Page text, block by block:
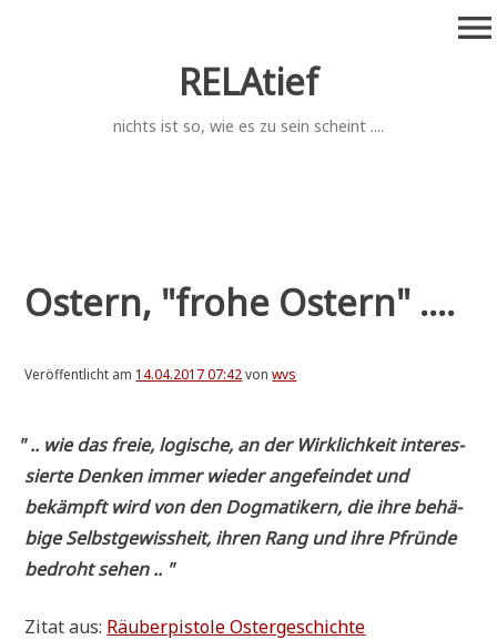
RELAtief
nichts ist so, wie es zu sein scheint ....
menu
Ostern, "frohe Ostern" ....
Veröffentlicht am 14.04.2017 07:42vonwvs
".. wie das freie, logi­sche, an der Wirk­lich­keit inter­es­
sier­te Den­ken immer wie­der ange­fein­det und
bekämpft wird von den Dog­ma­ti­kern, die ihre behä­
bi­ge Selbst­ge­wiss­heit, ihren Rang und ihre Pfrün­de
bedroht sehen .. "
Zitat aus: Räu­ber­pi­sto­le Oster­ge­schich­te